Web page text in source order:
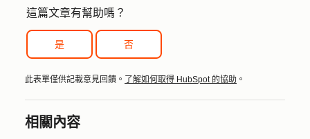
這篇文章有幫助嗎？
是 否
此表單僅供記載意見回饋。 了解如何取得 HubSpot 的協助 。
相關內容